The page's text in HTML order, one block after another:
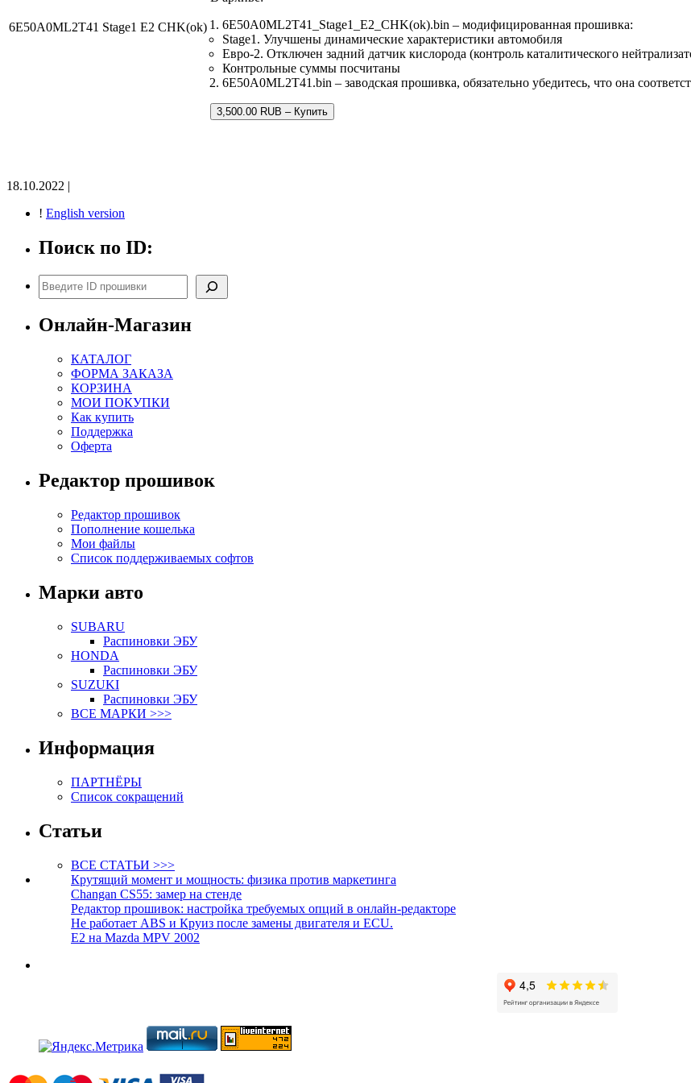
6E50A0ML2T41 Stage1 E2 CHK(ok)
6E50A0ML2T41_Stage1_E2_CHK(ok).bin – модифицированная прошивка:
Stage1. Улучшены динамические характеристики автомобиля
Евро-2. Отключен задний датчик кислорода (контроль каталитического
Контрольные суммы посчитаны
6E50A0ML2T41.bin – заводская прошивка, обязательно убедитесь, что она
3,500.00 RUB – Купить
18.10.2022 |
! English version
Поиск по ID:
Поиск
Онлайн-Магазин
КАТАЛОГ
ФОРМА ЗАКАЗА
КОРЗИНА
МОИ ПОКУПКИ
Как купить
Поддержка
Оферта
Редактор прошивок
Редактор прошивок
Пополнение кошелька
Мои файлы
Список поддерживаемых софтов
Марки авто
SUBARU
Распиновки ЭБУ
HONDA
Распиновки ЭБУ
SUZUKI
Распиновки ЭБУ
ВСЕ МАРКИ >>>
Информация
ПАРТНЁРЫ
Список сокращений
Статьи
ВСЕ СТАТЬИ >>>
Крутящий момент и мощность: физика против маркетинга
Changan CS55: замер на стенде
Редактор прошивок: настройка требуемых опций в онлайн-редакторе
Не работает ABS и Круиз после замены двигателя и ECU.
E2 на Mazda MPV 2002